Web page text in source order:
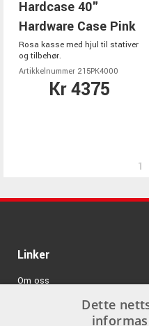
Hardcase 40"
Hardware Case Pink
Rosa kasse med hjul til stativer
og tilbehør.
Artikkelnummer 215PK4000
Kr 4375
1
Linker
Om oss
Dette